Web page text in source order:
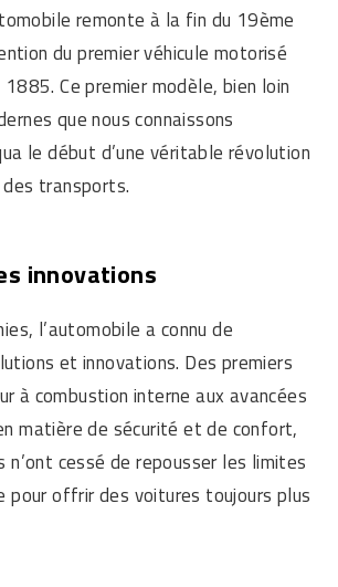
remonte à la fin du 19ème
du premier véhicule motorisé
Ce premier modèle, bien loin
que nous connaissons
le début d’une véritable révolution
transports.
innovations
l’automobile a connu de
et innovations. Des premiers
à combustion interne aux avancées
matière de sécurité et de confort,
n’ont cessé de repousser les limites
pour offrir des voitures toujours plus